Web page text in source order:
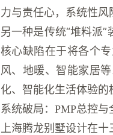
力与责任心，系统性风
另一种是传统“堆料派”
核心缺陷在于将各个
风、地暖、智能家居
化、智能化生活体验的
系统破局：PMP总控
上海腾龙别墅设计在